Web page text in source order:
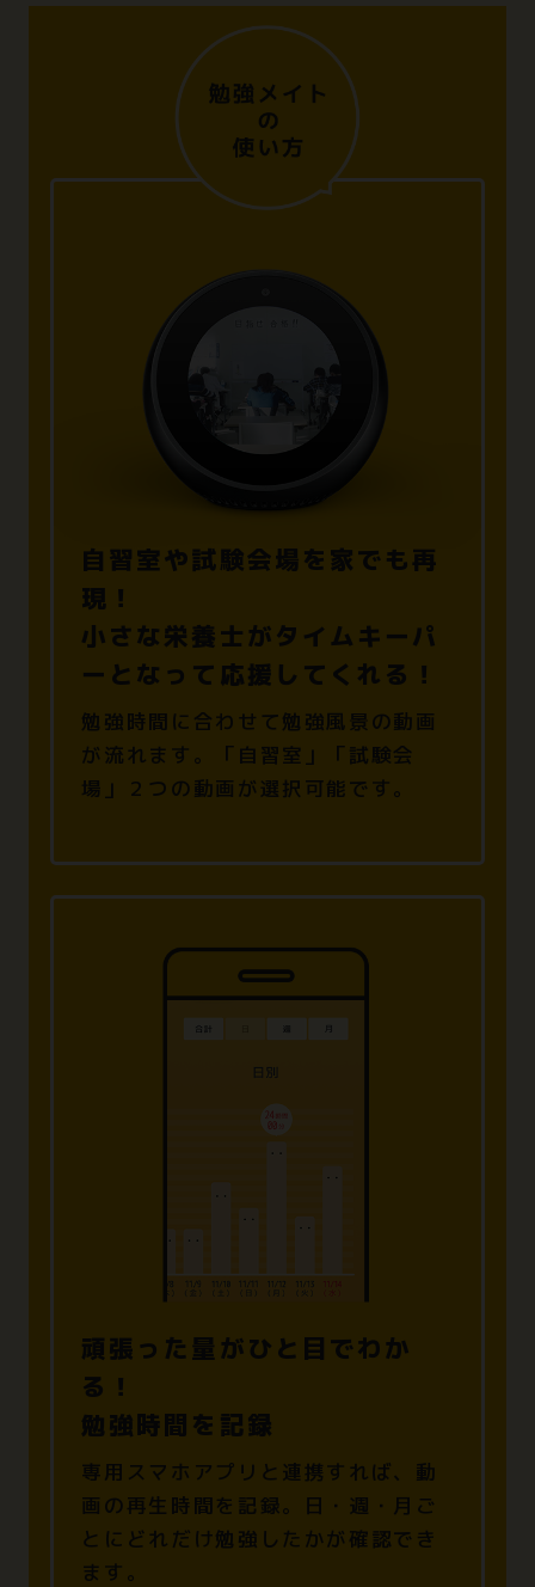
自習室や試験会場を家でも再
現！
小さな栄養士がタイムキーパ
ーとなって 応援してくれる！
勉強時間に合わせて勉強風景の動画
が流れます。
「自習室」「試験会
場」２つの動画が選択可能です。
頑張った量がひと目でわか
る！
勉強時間を記録
専用スマホアプリと連携すれば、 動
画の再生時間を記録。 日・週・月ご
とにどれだけ勉強したかが確認でき
ます。